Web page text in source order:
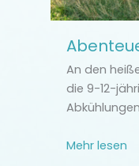
An den
die 9-12-
Mehr lesen